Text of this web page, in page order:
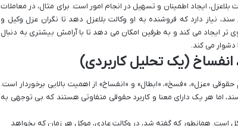
ایجاد اطمینان و تسهیل در انجام امور است. برای مثال، در معاملات
نیاز دارد که فروشنده به او وکالت بلاعزل دهد تا نگران عزل وکیل و
تر ایجاد می کند و به طرفین امکان می دهد تا با آرامش بیشتری به دنبال
دشوار می کند.
انفساخ (یک تحلیل کاربردی)
«عزل»، «فسخ»، «ابطال» و «انفساخ» از اهمیت بالایی برخوردار است.
اما هر یک دارای معنا و کاربرد حقوقی متفاوتی هستند که بی توجهی به
است. همانطور که گفته شد، در وکالت عادی، موکل هر زمان که بخواهد